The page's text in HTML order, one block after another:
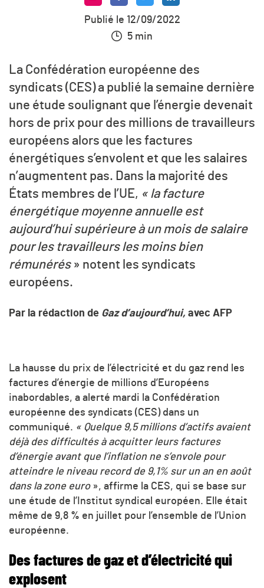
Publié le 12/09/2022
5 min
La Confédération européenne des
syndicats (CES) a publié la semaine dernière
une étude soulignant que l’énergie devenait
hors de prix pour des millions de travailleurs
européens alors que les factures
énergétiques s’envolent et que les salaires
n’augmentent pas. Dans la majorité des
États membres de l’UE, « la facture
énergétique moyenne annuelle est
aujourd’hui supérieure à un mois de salaire
pour les travailleurs les moins bien
rémunérés» notent les syndicats
européens.
Par la rédaction de Gaz d’aujourd’hui, avec AFP
La hausse du prix de l’électricité et du gaz rend les
factures d’énergie de millions d’Européens
inabordables, a alerté mardi la Confédération
européenne des syndicats (CES) dans un
communiqué. « Quelque 9,5 millions d’actifs avaient
déjà des difficultés à acquitter leurs factures
d’énergie avant que l’inflation ne s’envole pour
atteindre le niveau record de 9,1% sur un an en août
dans la zone euro», affirme la CES, qui se base sur
une étude de l’Institut syndical européen. Elle était
même de 9,8 % en juillet pour l’ensemble de l’Union
européenne.
Des factures de gaz et d’électricité qui
explosent